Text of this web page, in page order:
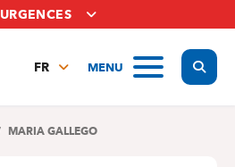
URGENCES
MENU
FR
EN
MARIA GALLEGO